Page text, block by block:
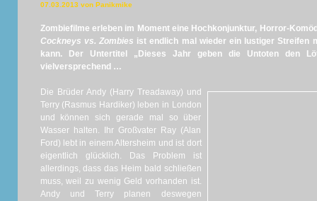
07.03.2013 von Panikmike
Zombiefilme erleben im Moment eine Hochkonjunktur, Horror-
Cockneys vs. Zombies ist endlich mal wieder ein lustiger Streifen
kann. Der Untertitel „Dieses Jahr geben die Untoten den
vielversprechend …
Die Brüder Andy (Harry Treadaway) und
Terry (Rasmus Hardiker) leben in London
und können sich gerade mal so über
Wasser halten. Ihr Großvater Ray (Alan
Ford) lebt in einem Altersheim und ist dort
eigentlich glücklich. Das Problem ist
allerdings, dass das Heim bald schließen
muss, weil zu wenig Geld vorhanden ist.
Andy und Terry planen deswegen